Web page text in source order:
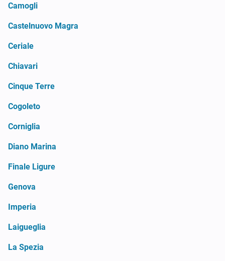
Camogli
Castelnuovo Magra
Ceriale
Chiavari
Cinque Terre
Cogoleto
Corniglia
Diano Marina
Finale Ligure
Genova
Imperia
Laigueglia
La Spezia